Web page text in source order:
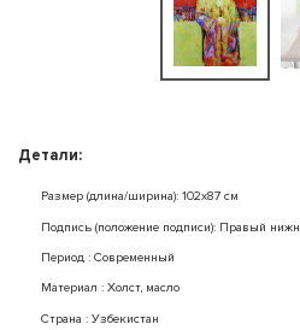
Детали:
Размер (длина/ширина): 102x87 см
Подпись (положение подписи): Правый
Период : Современный
Mатериал : Холст, масло
Страна : Узбекистан